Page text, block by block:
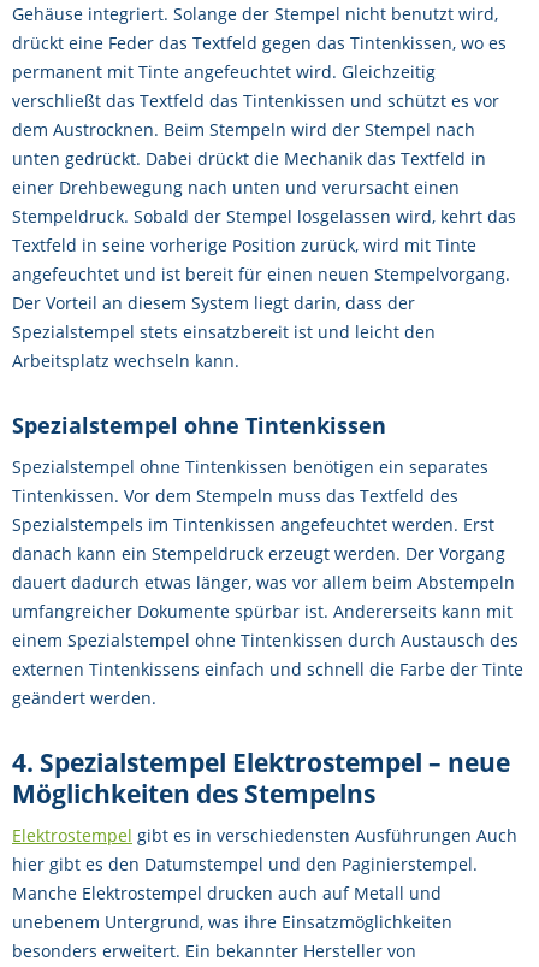
Gehäuse integriert. Solange der Stempel nicht benutzt wird,
drückt eine Feder das Textfeld gegen das Tintenkissen, wo es
permanent mit Tinte angefeuchtet wird. Gleichzeitig
verschließt das Textfeld das Tintenkissen und schützt es vor
dem Austrocknen. Beim Stempeln wird der Stempel nach
unten gedrückt. Dabei drückt die Mechanik das Textfeld in
einer Drehbewegung nach unten und verursacht einen
Stempeldruck. Sobald der Stempel losgelassen wird, kehrt das
Textfeld in seine vorherige Position zurück, wird mit Tinte
angefeuchtet und ist bereit für einen neuen Stempelvorgang.
Der Vorteil an diesem System liegt darin, dass der
Spezialstempel stets einsatzbereit ist und leicht den
Arbeitsplatz wechseln kann.
Spezialstempel ohne Tintenkissen
Spezialstempel ohne Tintenkissen benötigen ein separates
Tintenkissen. Vor dem Stempeln muss das Textfeld des
Spezialstempels im Tintenkissen angefeuchtet werden. Erst
danach kann ein Stempeldruck erzeugt werden. Der Vorgang
dauert dadurch etwas länger, was vor allem beim Abstempeln
umfangreicher Dokumente spürbar ist. Andererseits kann mit
einem Spezialstempel ohne Tintenkissen durch Austausch des
externen Tintenkissens einfach und schnell die Farbe der Tinte
geändert werden.
4. Spezialstempel Elektrostempel – neue
Möglichkeiten des Stempelns
Elektrostempel gibt es in verschiedensten Ausführungen Auch
hier gibt es den Datumstempel und den Paginierstempel.
Manche Elektrostempel drucken auch auf Metall und
unebenem Untergrund, was ihre Einsatzmöglichkeiten
besonders erweitert. Ein bekannter Hersteller von